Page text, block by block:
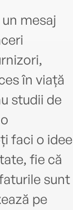
mesaj
în viață
studii de
faci o idee
fie că
sunt
pe